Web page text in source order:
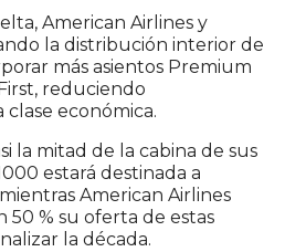
American Airlines y
la distribución interior de
más asientos Premium
reduciendo
económica.
la mitad de la cabina de sus
estará destinada a
American Airlines
% su oferta de estas
la década.